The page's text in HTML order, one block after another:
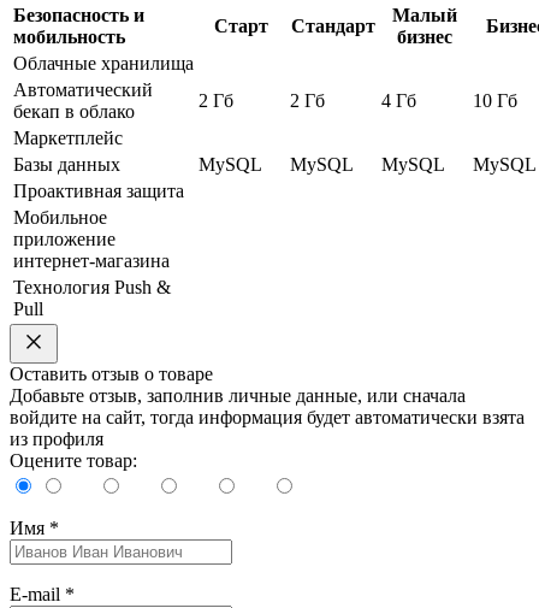
Безопасность и
мобильность
Старт Стандарт
Малый
бизнес
Облачные хранилища
Автоматический
бекап в облако
2 Гб 2 Гб 4 Гб
10 Гб
Маркетплейс
Базы данных
MySQL MySQL MySQL
MySQL
Проактивная защита
Мобильное
приложение
интернет-магазина
Технология Push &
Pull
Оставить отзыв о товаре
Добавьте отзыв, заполнив личные данные, или сначала
войдите на сайт, тогда информация будет автоматически взята
из профиля
Оцените товар:
Имя *
E-mail *